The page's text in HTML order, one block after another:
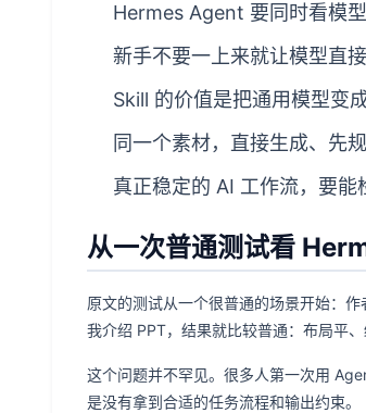
Hermes Agent 要同时看模
新手不要一上来就让模型直
Skill 的价值是把通用模型变
同一个素材，直接生成、先
真正稳定的 AI 工作流，要能
从一次普通测试看
原文的测试从一个很普通的场景开始：
我介绍 PPT，结果就比较普通：布局平
这个问题并不罕见。很多人第一次用
是没有拿到合适的任务流程和输出约束。